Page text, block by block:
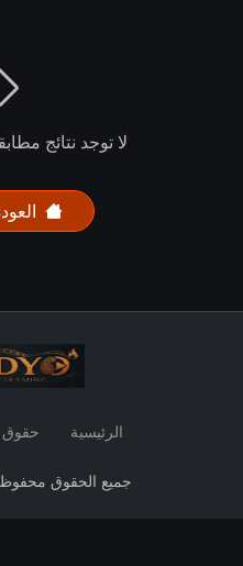
لا توجد نتائج
الرئيسية حقوق
جميع الحقوق محفوظة © 2026